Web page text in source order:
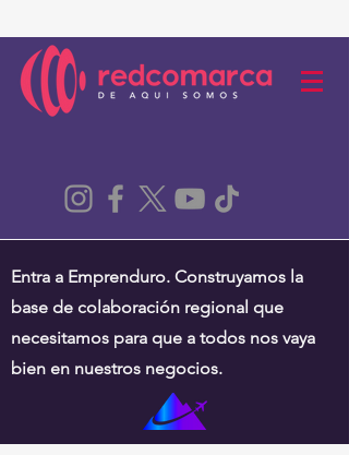
Entra a Emprenduro. Construyamos la
base de colaboración regional que
necesitamos para que a todos nos vaya
bien en nuestros negocios.